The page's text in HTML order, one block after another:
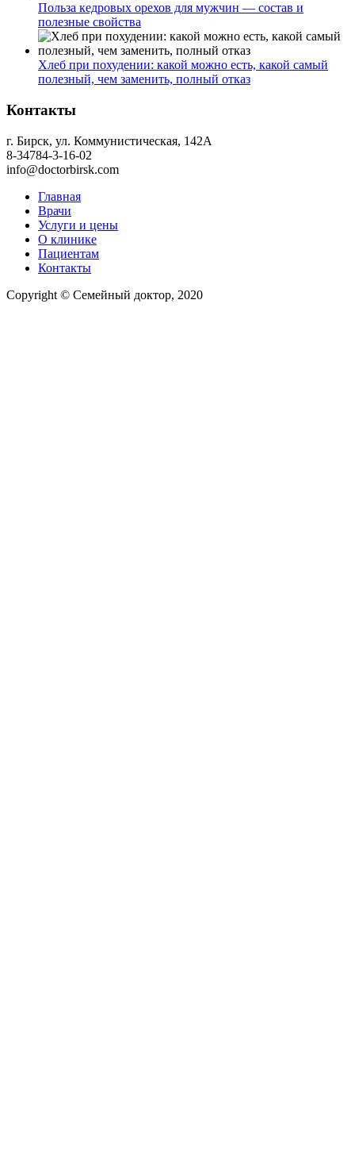
Польза кедровых орехов для мужчин — состав и
полезные свойства
Хлеб при похудении: какой можно есть, какой самый
полезный, чем заменить, полный отказ
Контакты
г. Бирск, ул. Коммунистическая, 142А
8-34784-3-16-02
info@doctorbirsk.com
Главная
Врачи
Услуги и цены
О клинике
Пациентам
Контакты
Copyright © Семейный доктор, 2020